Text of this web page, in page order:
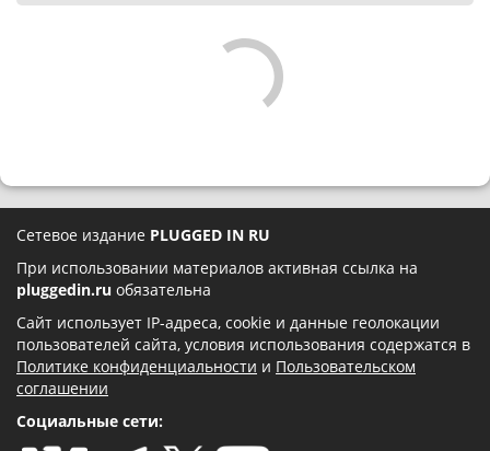
Сетевое издание PLUGGED IN RU
При использовании материалов активная ссылка на
pluggedin.ru обязательна
Сайт использует IP-адреса, cookie и данные геолокации
пользователей сайта, условия использования содержатся в
Политике конфиденциальности и Пользовательском
соглашении
Социальные сети: